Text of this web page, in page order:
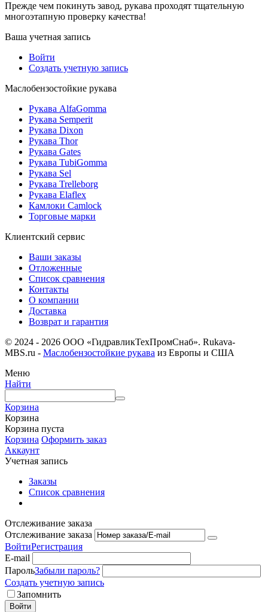
Прежде чем покинуть завод, рукава проходят тщательную
многоэтапную проверку качества!
Ваша учетная запись
Войти
Создать учетную запись
Маслобензостойкие рукава
Рукава AlfaGomma
Рукава Semperit
Рукава Dixon
Рукава Thor
Рукава Gates
Рукава TubiGomma
Рукава Sel
Рукава Trelleborg
Рукава Elaflex
Камлоки Camlock
Торговые марки
Клиентский сервис
Ваши заказы
Отложенные
Список сравнения
Контакты
О компании
Доставка
Возврат и гарантия
© 2024 - 2026 ООО «ГидравликТехПромСнаб». Rukava-
MBS.ru - Маслобензостойкие рукава из Европы и США
Меню
Найти
Корзина
Корзина
Корзина пуста
Корзина Оформить заказ
Аккаунт
Учетная запись
Заказы
Список сравнения
Отслеживание заказа
Отслеживание заказа
ВойтиРегистрация
E-mail
ПарольЗабыли пароль?
Создать учетную запись
Запомнить
Войти